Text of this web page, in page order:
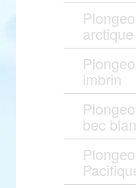
arctique
imbrin
bec